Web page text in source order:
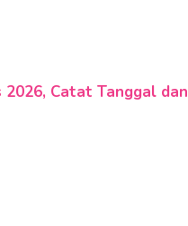
2026, Catat Tanggal dan